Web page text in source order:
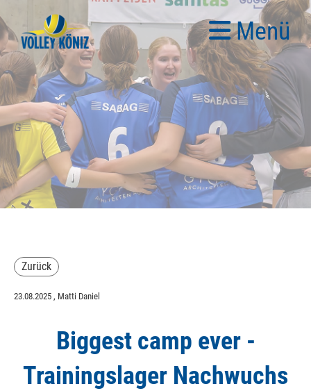
Menü
Zurück
23.08.2025 , Matti Daniel
Biggest camp ever -
Trainingslager Nachwuchs